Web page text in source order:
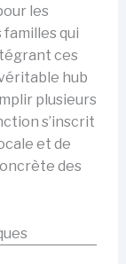
les
qui
ces
hub
plusieurs
s’inscrit
et de
des